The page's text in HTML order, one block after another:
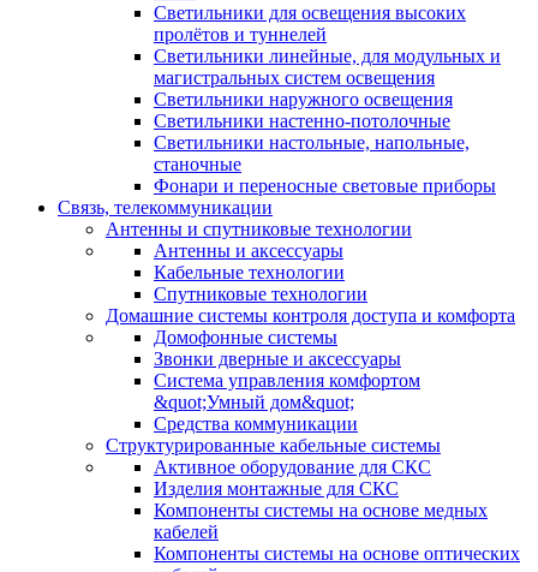
Светильники для освещения высоких
пролётов и туннелей
Светильники линейные, для модульных и
магистральных систем освещения
Светильники наружного освещения
Светильники настенно-потолочные
Светильники настольные, напольные,
станочные
Фонари и переносные световые приборы
Связь, телекоммуникации
Антенны и спутниковые технологии
Антенны и аксессуары
Кабельные технологии
Спутниковые технологии
Домашние системы контроля доступа и комфорта
Домофонные системы
Звонки дверные и аксессуары
Система управления комфортом
&quot;Умный дом&quot;
Средства коммуникации
Структурированные кабельные системы
Активное оборудование для СКС
Изделия монтажные для СКС
Компоненты системы на основе медных
кабелей
Компоненты системы на основе оптических